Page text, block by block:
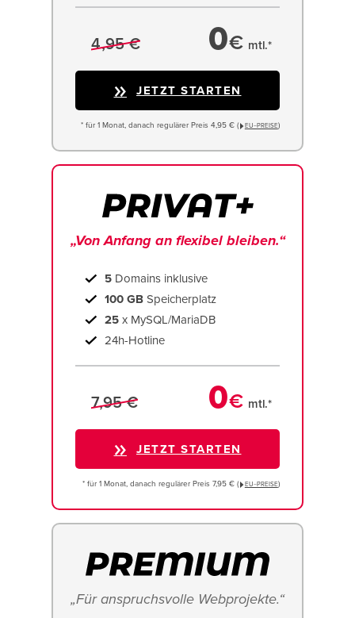
4,95 € 0€ mtl.*
JETZT STARTEN
* für 1 Monat, danach regulärer Preis 4,95 € ( EU−PREISE)
„Von Anfang an flexibel bleiben.“
5 Domains inklusive
100 GB Speicherplatz
25 x MySQL/MariaDB
24h-Hotline
7,95 € 0€ mtl.*
JETZT STARTEN
* für 1 Monat, danach regulärer Preis 7,95 € ( EU−PREISE)
„Für anspruchsvolle Webprojekte.“